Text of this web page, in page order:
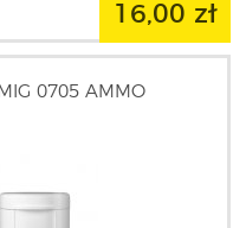
16,00 zł
0705 AMMO